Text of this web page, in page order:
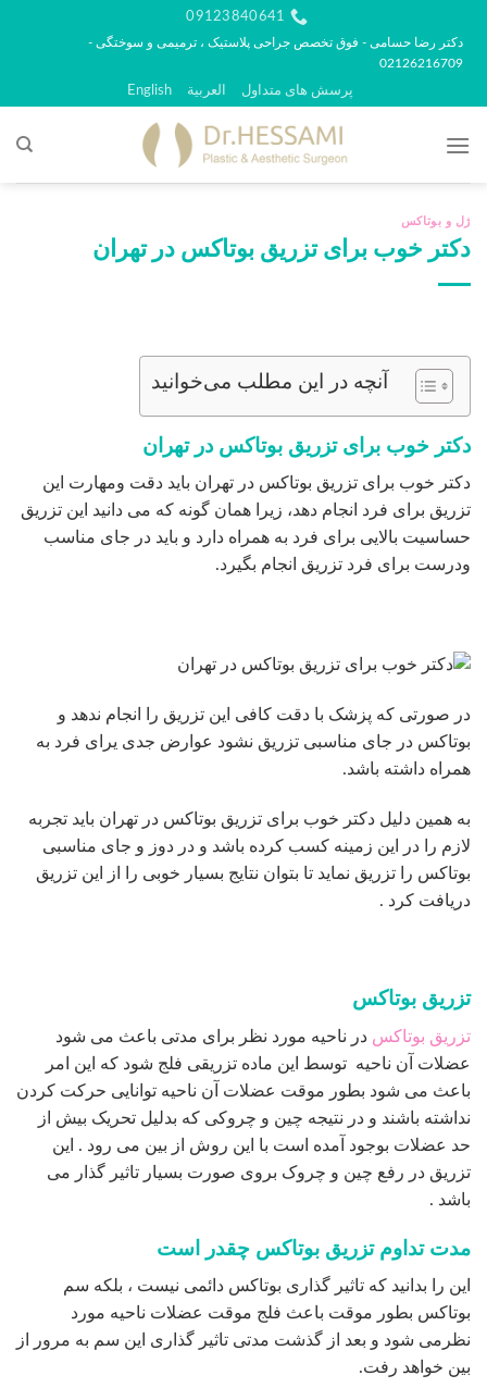
محتوا
09123840641
دکتر رضا حسامی - فوق تخصص جراحی پلاستیک ، ترمیمی و سوختگی -
02126216709
پرسش های متداول العربية English
ژل و بوتاکس
دکتر خوب برای تزریق بوتاکس در تهران
آنچه در این مطلب می‌خوانید
دکتر خوب برای تزریق بوتاکس در تهران
دکتر خوب برای تزریق بوتاکس در تهران باید دقت ومهارت این
تزریق برای فرد انجام دهد، زیرا همان گونه که می دانید این تزریق
حساسیت بالایی برای فرد به همراه دارد و باید در جای مناسب
ودرست برای فرد تزریق انجام بگیرد.
در صورتی که پزشک با دقت کافی این تزریق را انجام ندهد و
بوتاکس در جای مناسبی تزریق نشود عوارض جدی یرای فرد به
همراه داشته باشد.
به همین دلیل دکتر خوب برای تزریق بوتاکس در تهران باید تجربه
لازم را در این زمینه کسب کرده باشد و در دوز و جای مناسبی
بوتاکس را تزریق نماید تا بتوان نتایج بسیار خوبی را از این تزریق
دریافت کرد .
تزریق بوتاکس
تزریق بوتاکس در ناحیه مورد نظر برای مدتی باعث می شود
عضلات آن ناحیه توسط این ماده تزریقی فلج شود که این امر
باعث می شود بطور موقت عضلات آن ناحیه توانایی حرکت کردن
نداشته باشند و در نتیجه چین و چروکی که بدلیل تحریک بیش از
حد عضلات بوجود آمده است با این روش از بین می رود . این
تزریق در رفع چین و چروک بروی صورت بسیار تاثیر گذار می
باشد .
مدت تداوم تزریق بوتاکس چقدر است
این را بدانید که تاثیر گذاری بوتاکس دائمی نیست ، بلکه سم
بوتاکس بطور موقت باعث فلج موقت عضلات ناحیه مورد
نظرمی شود و بعد از گذشت مدتی تاثیر گذاری این سم به مرور از
بین خواهد رفت.